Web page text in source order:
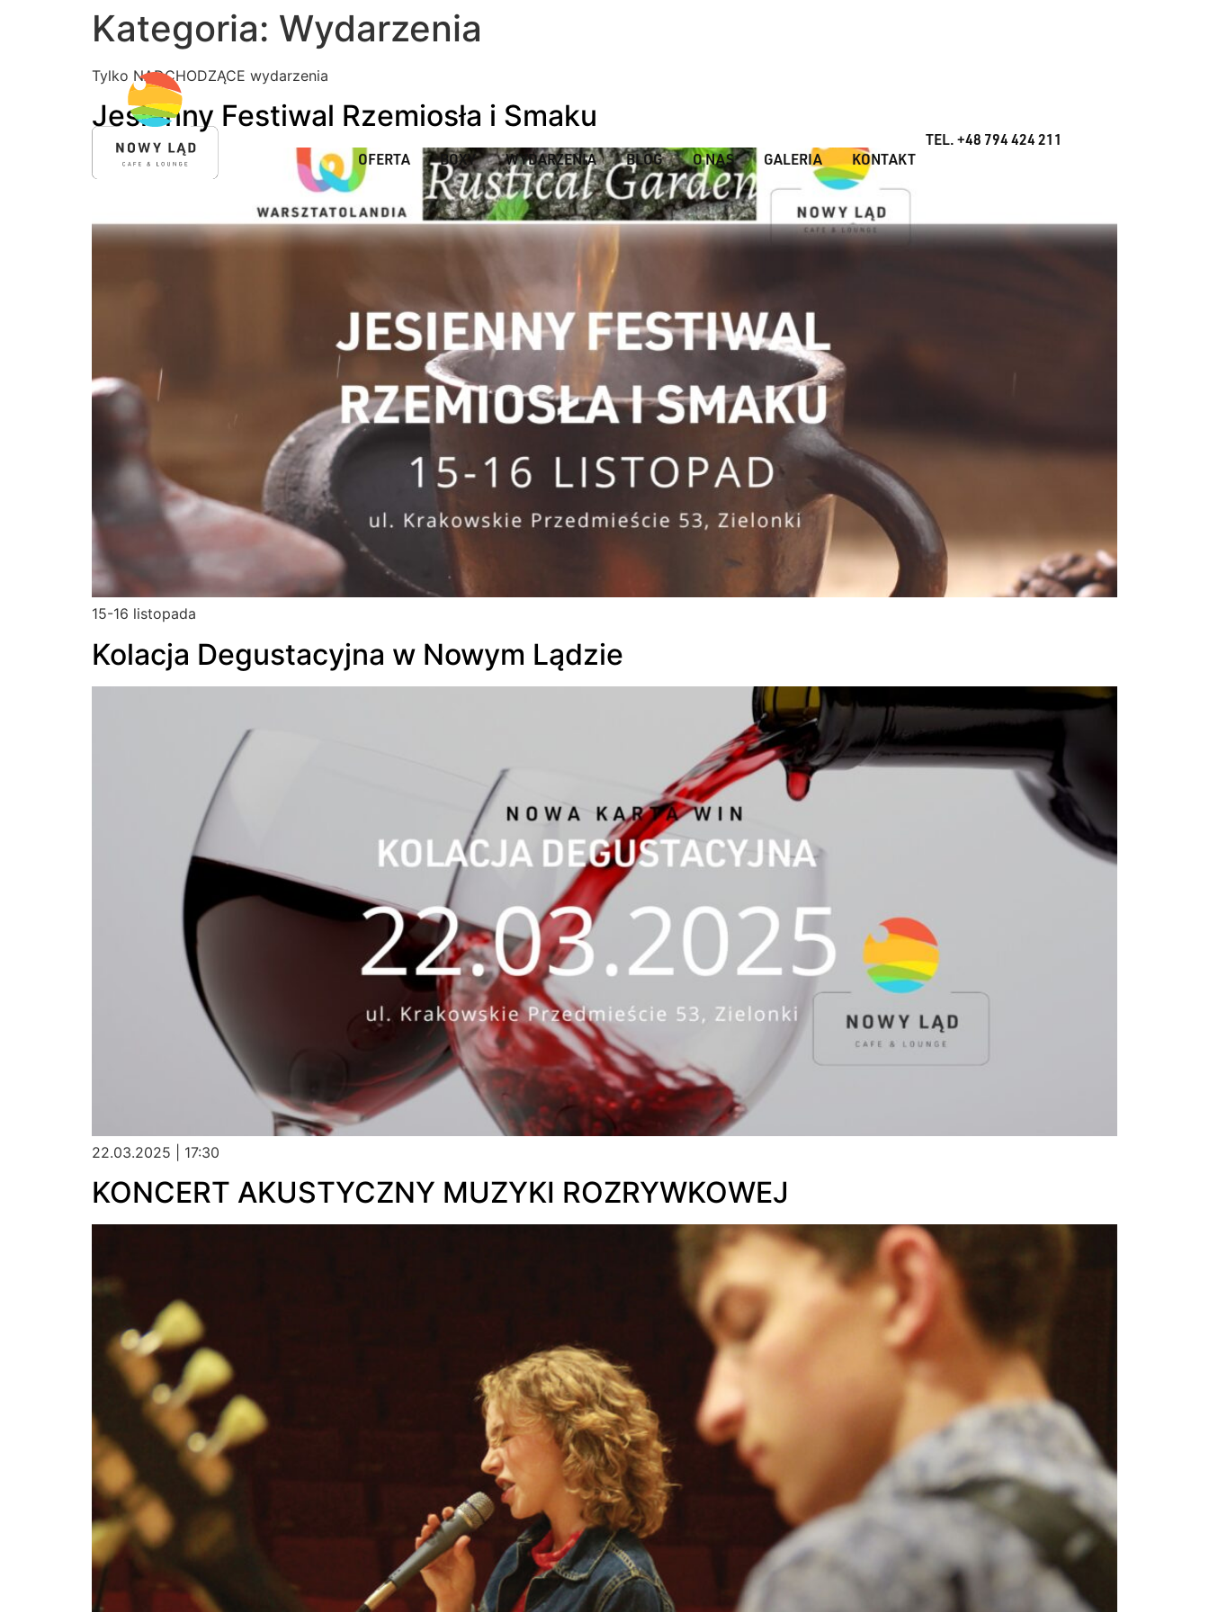
OFERTA BOXY WYDARZENIA BLOG O NAS GALERIA KONTAKT
TEL. +48 794 424 211
Kategoria: Wydarzenia
Tylko NADCHODZĄCE wydarzenia
Jesienny Festiwal Rzemiosła i Smaku
15-16 listopada
Kolacja Degustacyjna w Nowym Lądzie
22.03.2025 | 17:30
KONCERT AKUSTYCZNY MUZYKI ROZRYWKOWEJ